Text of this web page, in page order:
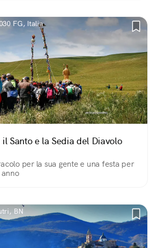
FG, Italia
Santo e la Sedia del Diavolo
per la sua gente e una festa per
BN